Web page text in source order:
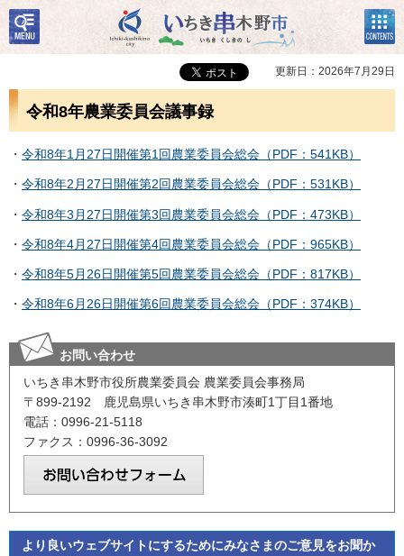
いちき串木野市
検
索・
共通
コン
テン
ツメ
ニュ
更新日：2026年7月29日
令和8年農業委員会議事録
・ 令和8年1月27日開催第1回農業委員会総会（PDF：541KB）
・ 令和8年2月27日開催第2回農業委員会総会（PDF：531KB）
・ 令和8年3月27日開催第3回農業委員会総会（PDF：473KB）
・ 令和8年4月27日開催第4回農業委員会総会（PDF：965KB）
・ 令和8年5月26日開催第5回農業委員会総会（PDF：817KB）
・ 令和8年6月26日開催第6回農業委員会総会（PDF：374KB）
お問い合わせ
いちき串木野市役所農業委員会 農業委員会事務局
〒899-2192 鹿児島県いちき串木野市湊町1丁目1番地
電話：0996-21-5118
ファクス：0996-36-3092
より良いウェブサイトにするためにみなさまのご意見をお聞か